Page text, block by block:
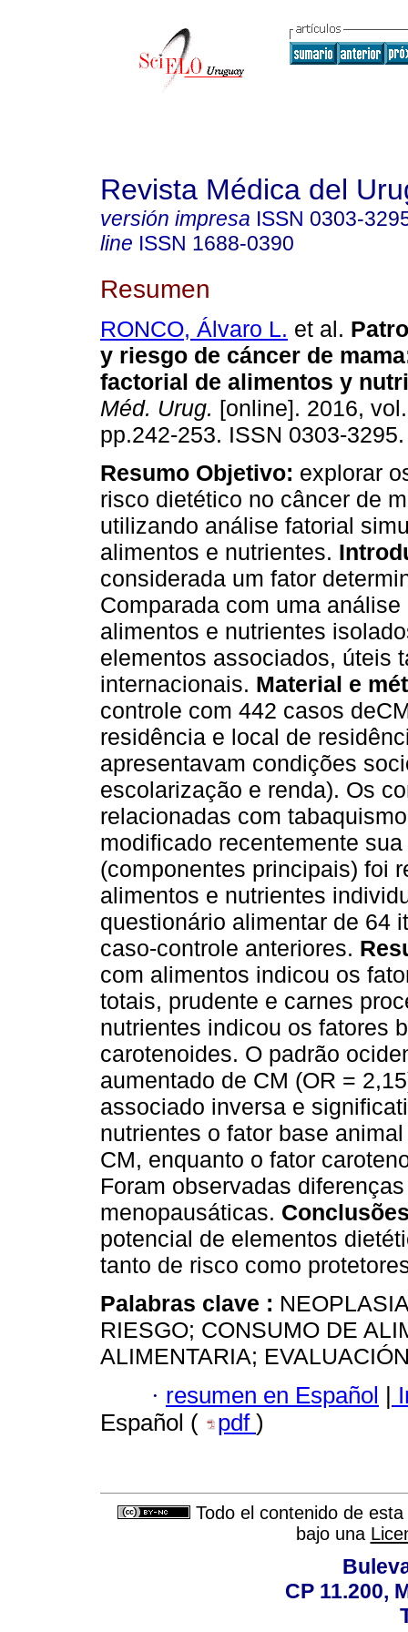
Revista Médica del
versión impresa ISSN 0303-
line ISSN 1688-0390
Resumen
RONCO, Álvaro L. et al.
y riesgo de cáncer de mama
factorial de alimentos y
Méd. Urug. [online]. 2016,
pp.242-253. ISSN 0303-3295.
Resumo Objetivo: explorar
risco dietético no câncer de
utilizando análise fatorial
alimentos e nutrientes.
considerada um fator
Comparada com uma
alimentos e nutrientes
elementos associados, úteis
internacionais. Material e
controle com 442 casos
residência e local de
apresentavam condições
escolarização e renda). Os
relacionadas com
modificado recentemente
(componentes principais) foi
alimentos e nutrientes
questionário alimentar de 64
caso-controle anteriores.
com alimentos indicou os
totais, prudente e carnes
nutrientes indicou os fatores
carotenoides. O padrão
aumentado de CM (OR =
associado inversa e
nutrientes o fator base
CM, enquanto o fator
Foram observadas
menopausáticas.
potencial de elementos
tanto de risco como
Palabras clave :
RIESGO; CONSUMO DE
ALIMENTARIA;
· resumen en Español |
Español (
pdf )
Todo el contenido de
bajo una
CP 11.200,